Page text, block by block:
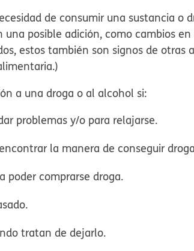
de consumir una sustancia o
una posible adición, como cambios
estos también son signos de otras
a una droga o al alcohol si:
problemas y/o para relajarse.
la manera de conseguir
poder comprarse droga.
tratan de dejarlo.